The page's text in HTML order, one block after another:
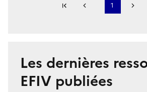
Première page
Page précédente
1
Page
Les dernières
EFIV publiées